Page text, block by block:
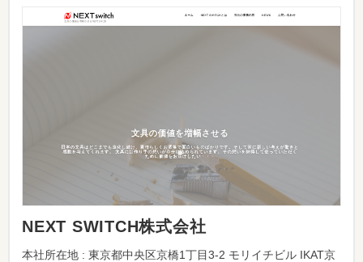
NEXT SWITCH株式会社
本社所在地 : 東京都中央区京橋1丁目3-2 モリイチビル IKAT京